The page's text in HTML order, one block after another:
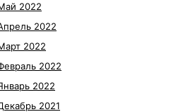
2022
2022
2022
2022
2022
2021